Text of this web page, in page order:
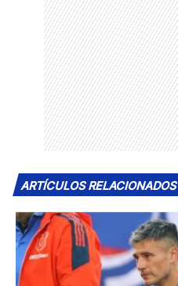
ARTÍCULOS RELACIONADOS